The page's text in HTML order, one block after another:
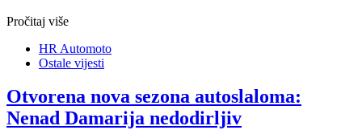
Pročitaj više
HR Automoto
Ostale vijesti
Otvorena nova sezona autoslaloma:
Nenad Damarija nedodirljiv